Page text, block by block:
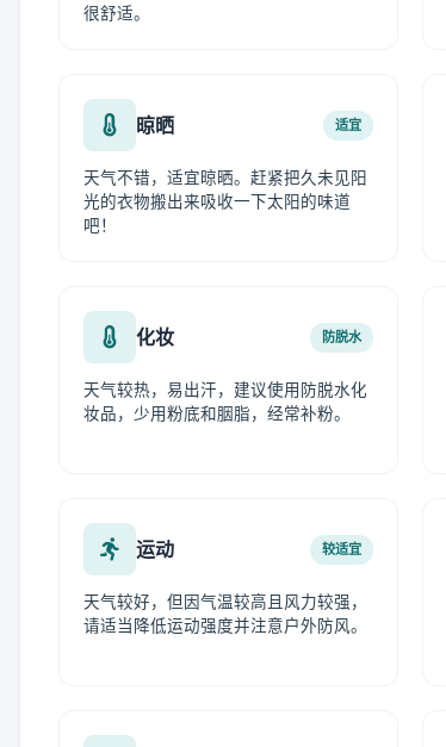
很舒适。
晾晒 适宜
天气不错，适宜晾晒。赶紧把久未见阳
光的衣物搬出来吸收一下太阳的味道
吧！
化妆 防脱水
天气较热，易出汗，建议使用防脱水化
妆品，少用粉底和胭脂，经常补粉。
运动 较适宜
天气较好，但因气温较高且风力较强，
请适当降低运动强度并注意户外防风。